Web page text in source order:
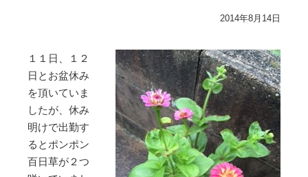
2014年8月14日
１１日、１２
日とお盆休み
を頂いていま
したが、休み
明けで出勤す
るとポンポン
百日草が２つ